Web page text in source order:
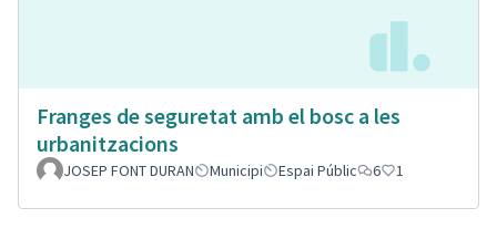
Franges de seguretat amb el bosc a les
urbanitzacions
JOSEP FONT DURAN Municipi Espai Públic 6 1